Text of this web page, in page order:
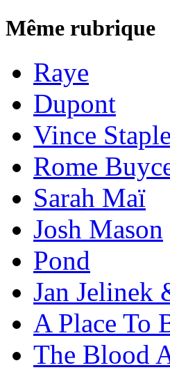
Même rubrique
Raye
Dupont
Vince
Rome
Sarah Maï
Josh Mason
Pond
Jan Jelinek
A Place To
The Blood